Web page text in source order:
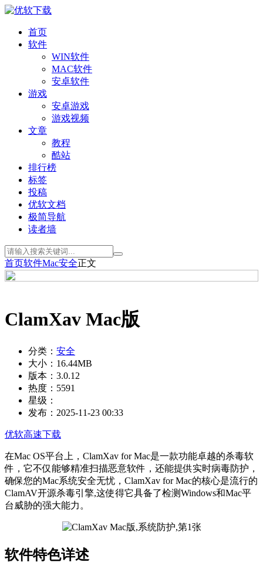
首页
软件
WIN软件
MAC软件
安卓软件
游戏
安卓游戏
游戏视频
文章
教程
酷站
排行榜
标签
投稿
优软文档
极简导航
读者墙
首页软件Mac安全正文
ClamXav Mac版
分类： 安全
大小： 16.44MB
版本： 3.0.12
热度： 5591
星级：
发布： 2025-11-23 00:33
优软高速下载
在Mac OS平台上，ClamXav for Mac是一款功能卓越的杀毒软
件，它不仅能够精准扫描恶意软件，还能提供实时病毒防护，
确保您的Mac系统安全无忧，ClamXav for Mac的核心是流行的
ClamAV开源杀毒引擎,这使得它具备了检测Windows和Mac平
台威胁的强大能力。
软件特色详述